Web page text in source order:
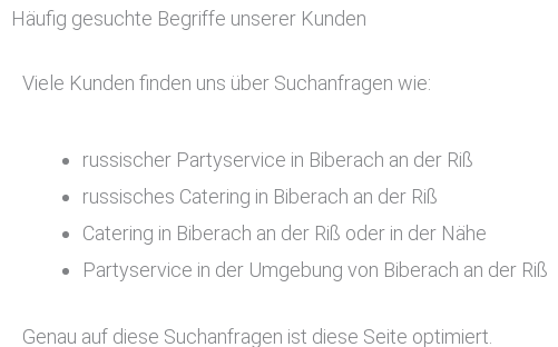
Häufig gesuchte Begriffe unserer Kunden
Viele Kunden finden uns über Suchanfragen wie:
russischer Partyservice in Biberach an der Riß
russisches Catering in Biberach an der Riß
Catering in Biberach an der Riß oder in der Nähe
Partyservice in der Umgebung von Biberach an der Riß
Genau auf diese Suchanfragen ist diese Seite optimiert.